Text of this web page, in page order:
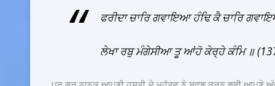
ਫਰੀਦਾ ਚਾਰਿ ਗਵਾਇਆ ਹੰਢਿ ਕੈ ਚਾਰਿ
ਲੇਖਾ ਰਬੁ ਮੰਗੇਸੀਆ ਤੂ ਆਂਹੋ ਕੇਰ੍ਹੇ ਕੰਮਿ ॥